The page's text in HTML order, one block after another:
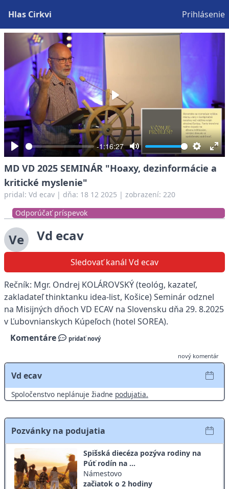
Hlas Cirkvi Prihlásenie
Play
-1:16:27
Mute Settings
Play
MD VD 2025 SEMINÁR "Hoaxy, dezinformácie a
kritické myslenie"
pridal: Vd ecav | dňa: 18 12 2025 | zobrazení: 220
Odporúčať príspevok
Ve Vd ecav
Sledovať kanál Vd ecav
Rečník: Mgr. Ondrej KOLÁROVSKÝ (teológ, kazateľ,
zakladateľ thinktanku idea-list, Košice) Seminár odznel
na Misijných dňoch VD ECAV na Slovensku dňa 29. 8.2025
v Ľubovnianskych Kúpeľoch (hotel SOREA).
Komentáre
pridať nový
nový komentár
Vd ecav
Spoločenstvo neplánuje žiadne podujatia.
Pozvánky na podujatia
Spišská diecéza pozýva rodiny na
Púť rodín na ...
Námestovo
začiatok o 2 hodiny